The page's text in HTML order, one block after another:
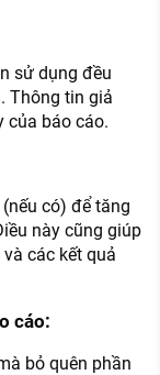
sử dụng đều
Thông tin giả
của báo cáo.
có) để tăng
này cũng giúp
các kết quả
cáo:
bỏ quên phần